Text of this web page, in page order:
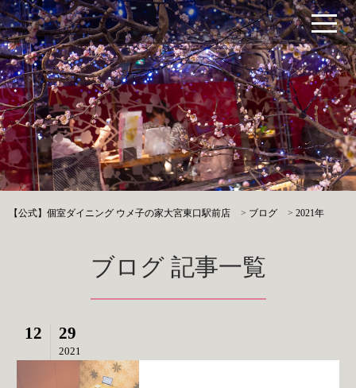
【公式】個室ダイニング ウメ子の家大宮東口駅前店 > ブログ >2021年
ブログ 記事一覧
12 29
2021